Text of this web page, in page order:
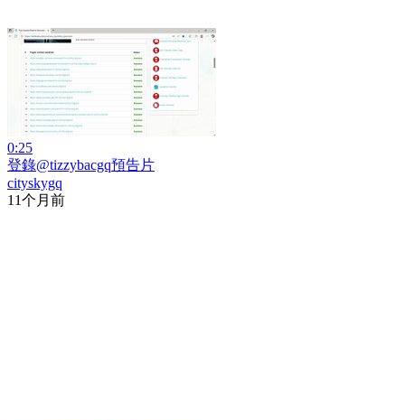
0:25
登錄@tizzybacgq預告片
cityskygq
11个月前